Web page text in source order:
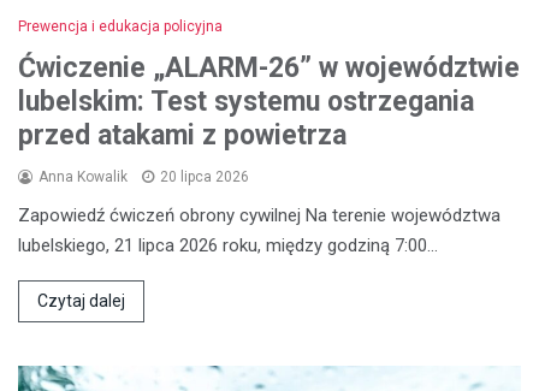
Prewencja i edukacja policyjna
Ćwiczenie „ALARM-26” w województwie
lubelskim: Test systemu ostrzegania
przed atakami z powietrza
Anna Kowalik 20 lipca 2026
Zapowiedź ćwiczeń obrony cywilnej Na terenie województwa
lubelskiego, 21 lipca 2026 roku, między godziną 7:00…
Czytaj dalej